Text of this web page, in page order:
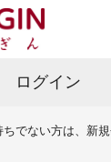
ログイン
でない方は、新